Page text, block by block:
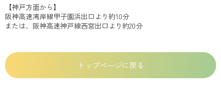
【神戸方面から】
阪神高速湾岸線甲子園浜出口より約10分
または、阪神高速神戸線西宮出口より約20分
トップページに戻る